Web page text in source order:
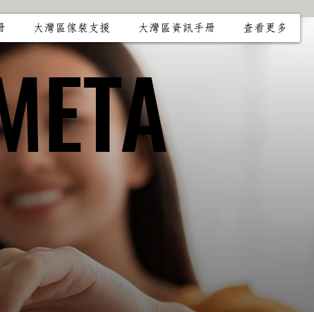
大灣區傢裝支援 大灣區資訊手冊 查看更多